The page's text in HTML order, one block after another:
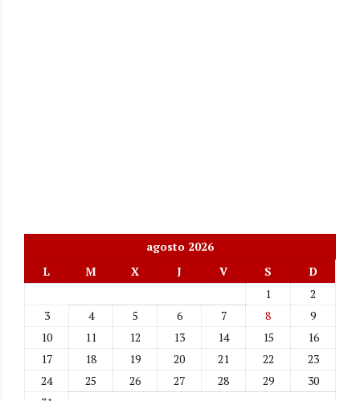
agosto 2026
L
M X J V S
D
1
2
3
4 5 6 7 8
9
10
11 12 13 14 15
16
17
18 19 20 21 22
23
24
25 26 27 28 29
30